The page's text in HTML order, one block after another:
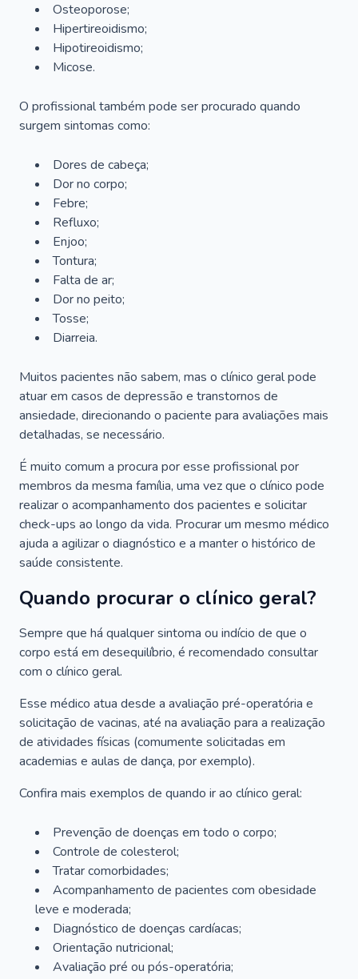
Osteoporose;
Hipertireoidismo;
Hipotireoidismo;
Micose.
O profissional também pode ser procurado quando
surgem sintomas como:
Dores de cabeça;
Dor no corpo;
Febre;
Refluxo;
Enjoo;
Tontura;
Falta de ar;
Dor no peito;
Tosse;
Diarreia.
Muitos pacientes não sabem, mas o clínico geral pode
atuar em casos de depressão e transtornos de
ansiedade, direcionando o paciente para avaliações mais
detalhadas, se necessário.
É muito comum a procura por esse profissional por
membros da mesma família, uma vez que o clínico pode
realizar o acompanhamento dos pacientes e solicitar
check-ups ao longo da vida. Procurar um mesmo médico
ajuda a agilizar o diagnóstico e a manter o histórico de
saúde consistente.
Quando procurar o clínico geral?
Sempre que há qualquer sintoma ou indício de que o
corpo está em desequilíbrio, é recomendado consultar
com o clínico geral.
Esse médico atua desde a avaliação pré-operatória e
solicitação de vacinas, até na avaliação para a realização
de atividades físicas (comumente solicitadas em
academias e aulas de dança, por exemplo).
Confira mais exemplos de quando ir ao clínico geral:
Prevenção de doenças em todo o corpo;
Controle de colesterol;
Tratar comorbidades;
Acompanhamento de pacientes com obesidade
leve e moderada;
Diagnóstico de doenças cardíacas;
Orientação nutricional;
Avaliação pré ou pós-operatória;